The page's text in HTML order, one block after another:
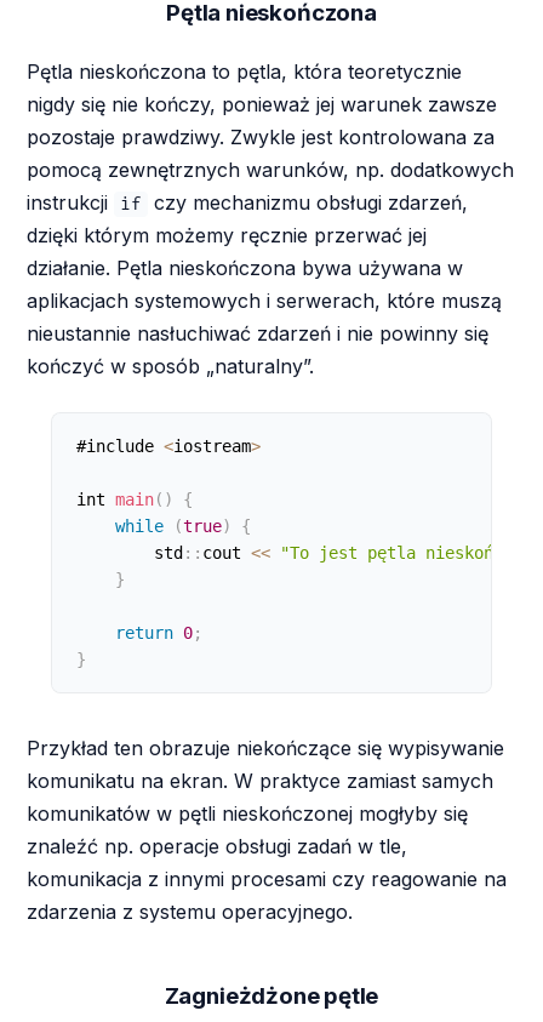
Pętla nieskończona
Pętla nieskończona to pętla, która teoretycznie
nigdy się nie kończy, ponieważ jej warunek zawsze
pozostaje prawdziwy. Zwykle jest kontrolowana za
pomocą zewnętrznych warunków, np. dodatkowych
instrukcji
if
czy mechanizmu obsługi zdarzeń,
dzięki którym możemy ręcznie przerwać jej
działanie. Pętla nieskończona bywa używana w
aplikacjach systemowych i serwerach, które muszą
nieustannie nasłuchiwać zdarzeń i nie powinny się
kończyć w sposób „naturalny”.
#include <iostream>
int main( )
{
while
(true)
{
        std
: : cout <<
"To jest pętla
}
return 0;
}
Przykład ten obrazuje niekończące się wypisywanie
komunikatu na ekran. W praktyce zamiast samych
komunikatów w pętli nieskończonej mogłyby się
znaleźć np. operacje obsługi zadań w tle,
komunikacja z innymi procesami czy reagowanie na
zdarzenia z systemu operacyjnego.
Zagnieżdżone pętle